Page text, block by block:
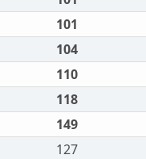
101
104
110
118
149
127